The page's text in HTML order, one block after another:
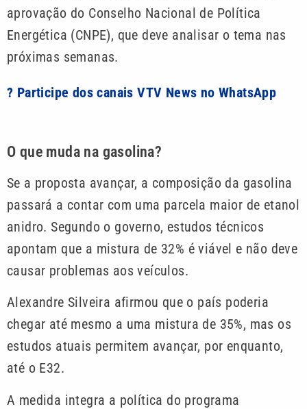
aprovação do Conselho Nacional de Política
Energética (CNPE), que deve analisar o tema nas
próximas semanas.
? Participe dos canais VTV News no WhatsApp
O que muda na gasolina?
Se a proposta avançar, a composição da gasolina
passará a contar com uma parcela maior de etanol
anidro. Segundo o governo, estudos técnicos
apontam que a mistura de 32% é viável e não deve
causar problemas aos veículos.
Alexandre Silveira afirmou que o país poderia
chegar até mesmo a uma mistura de 35%, mas os
estudos atuais permitem avançar, por enquanto,
até o E32.
A medida integra a política do programa